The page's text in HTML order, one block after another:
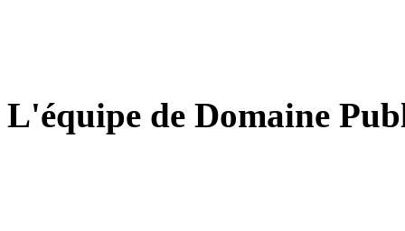
L'équipe de Domaine